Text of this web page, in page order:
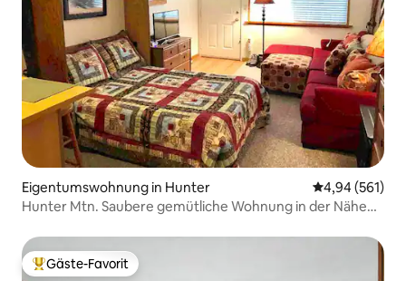
Eigentumswohnung in Hunter
4,94 (561)
Hunter Mtn. Saubere gemütliche Wohnung in der Nähe
Beliebter Gäste-Favorit.
Gäste-Favorit